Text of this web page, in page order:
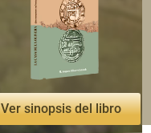
Ver sinopsis del libro